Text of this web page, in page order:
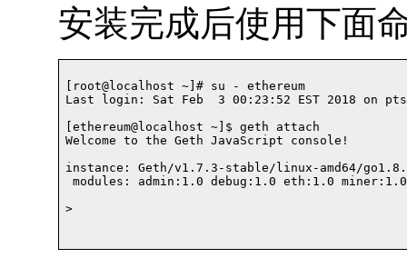
安装完成后使用下面
[root@localhost ~]# su - ethereum
Last login: Sat Feb  3 00:23:52 EST 2018 on
[ethereum@localhost ~]$ geth attach
Welcome to the Geth JavaScript console!
instance: Geth/v1.7.3-stable/linux-amd64/
modules: admin:1.0 debug:1.0 eth:1.0
>